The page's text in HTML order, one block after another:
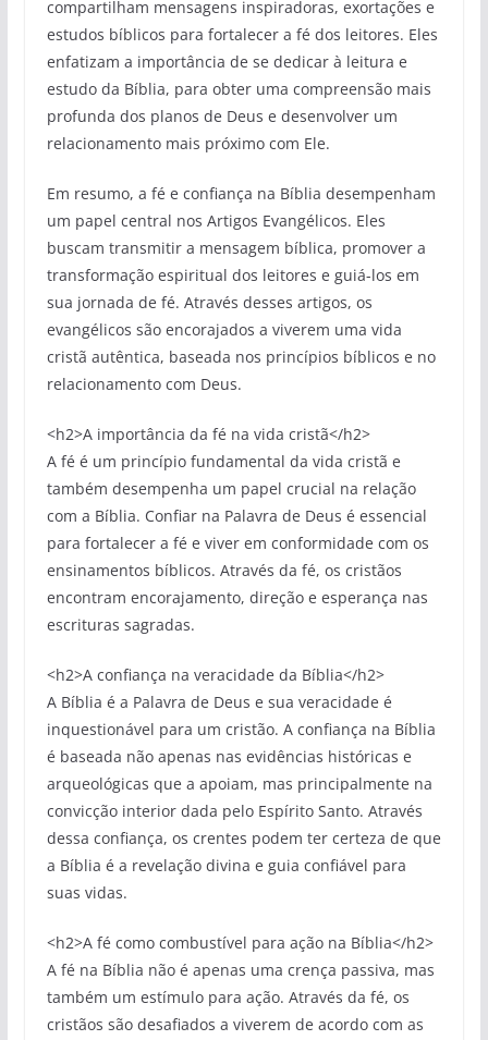
compartilham mensagens inspiradoras, exortações e
estudos bíblicos para fortalecer a fé dos leitores. Eles
enfatizam a importância de se dedicar à leitura e
estudo da Bíblia, para obter uma compreensão mais
profunda dos planos de Deus e desenvolver um
relacionamento mais próximo com Ele.
Em resumo, a fé e confiança na Bíblia desempenham
um papel central nos Artigos Evangélicos. Eles
buscam transmitir a mensagem bíblica, promover a
transformação espiritual dos leitores e guiá-los em
sua jornada de fé. Através desses artigos, os
evangélicos são encorajados a viverem uma vida
cristã autêntica, baseada nos princípios bíblicos e no
relacionamento com Deus.
<h2>A importância da fé na vida cristã</h2>
A fé é um princípio fundamental da vida cristã e
também desempenha um papel crucial na relação
com a Bíblia. Confiar na Palavra de Deus é essencial
para fortalecer a fé e viver em conformidade com os
ensinamentos bíblicos. Através da fé, os cristãos
encontram encorajamento, direção e esperança nas
escrituras sagradas.
<h2>A confiança na veracidade da Bíblia</h2>
A Bíblia é a Palavra de Deus e sua veracidade é
inquestionável para um cristão. A confiança na Bíblia
é baseada não apenas nas evidências históricas e
arqueológicas que a apoiam, mas principalmente na
convicção interior dada pelo Espírito Santo. Através
dessa confiança, os crentes podem ter certeza de que
a Bíblia é a revelação divina e guia confiável para
suas vidas.
<h2>A fé como combustível para ação na Bíblia</h2>
A fé na Bíblia não é apenas uma crença passiva, mas
também um estímulo para ação. Através da fé, os
cristãos são desafiados a viverem de acordo com as